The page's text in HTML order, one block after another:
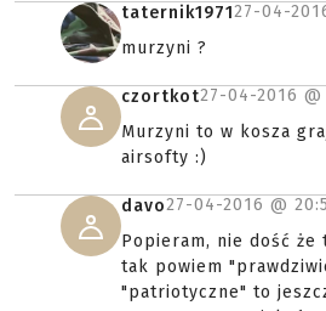
taternik197127-04-
murzyni ?
czortkot27-04-2016 @
Murzyni to w kosza
airsofty :)
davo27-04-2016 @
Popieram, nie dość że
tak powiem
"patriotyczne" to